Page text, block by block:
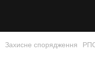
Захисне спорядження